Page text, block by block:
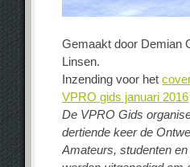
Gemaakt door Demian
Linsen.
Inzending voor het
VPRO gids januari 2016
De VPRO Gids
dertiende keer de
Amateurs, studenten